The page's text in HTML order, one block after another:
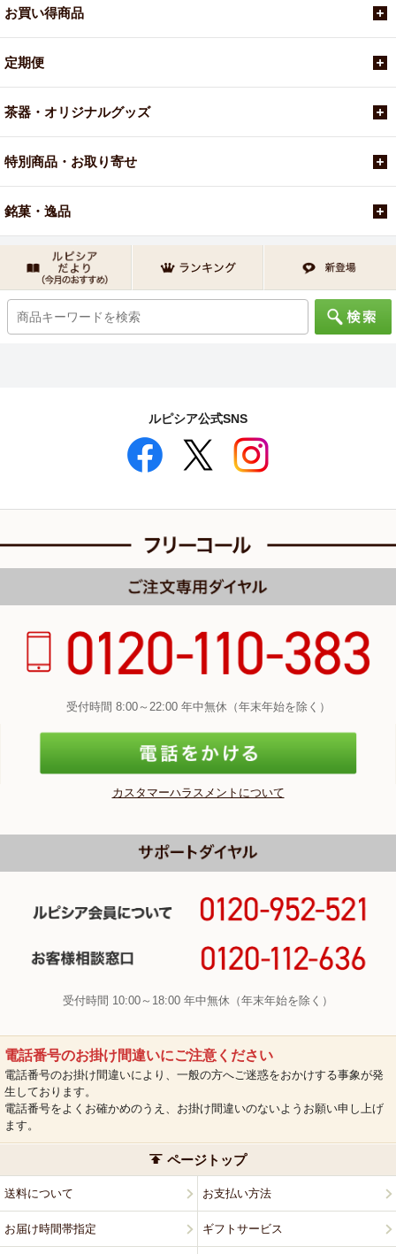
お買い得商品
定期便
茶器・オリジナルグッズ
特別商品・お取り寄せ
銘菓・逸品
ルピシア公式SNS
受付時間 8:00～22:00 年中無休（年末年始を除く）
カスタマーハラスメントについて
受付時間 10:00～18:00 年中無休（年末年始を除く）
電話番号のお掛け間違いにご注意ください
電話番号のお掛け間違いにより、一般の方へご迷惑をおかけする事象が発
生しております。
電話番号をよくお確かめのうえ、お掛け間違いのないようお願い申し上げ
ます。
ページトップ
送料について お支払い方法
お届け時間帯指定 ギフトサービス